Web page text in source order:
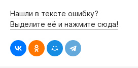
Нашли в тексте ошибку?
Выделите её и нажмите сюда!